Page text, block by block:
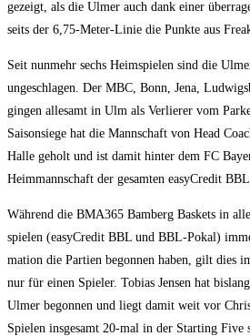
gezeigt, als die Ulmer auch dank einer
seits der 6,75-Meter-Linie die Punk­te aus
Seit nun­mehr sechs Heim­spie­len sind die
unge­schla­gen. Der MBC, Bonn, Jena,
gin­gen alle­samt in Ulm als Ver­lie­rer vom
Sai­son­sie­ge hat die Mann­schaft von Head
Hal­le geholt und ist damit hin­ter dem FC
Heim­mann­schaft der gesam­ten easy­Cre­dit BBL.
Wäh­rend die BMA365 Bam­berg Bas­kets in
spie­len (easy­Cre­dit BBL und BBL-Pokal)
ma­ti­on die Par­tien begon­nen haben, gilt dies
nur für einen Spie­ler. Tobi­as Jen­sen hat
Ulmer begon­nen und liegt damit weit vor
Spie­len ins­ge­samt 20-mal in der Start­ing Five